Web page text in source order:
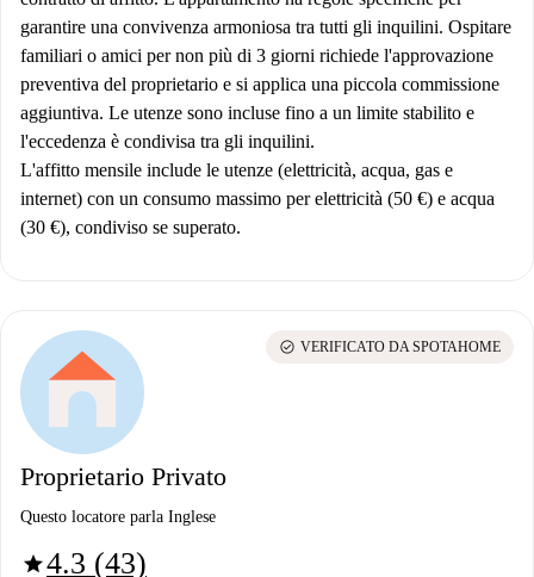
garantire una convivenza armoniosa tra tutti gli inquilini. Ospitare
familiari o amici per non più di 3 giorni richiede l'approvazione
preventiva del proprietario e si applica una piccola commissione
aggiuntiva. Le utenze sono incluse fino a un limite stabilito e
l'eccedenza è condivisa tra gli inquilini.
L'affitto mensile include le utenze (elettricità, acqua, gas e
internet) con un consumo massimo per elettricità (50 €) e acqua
(30 €), condiviso se superato.
Proprietario Privato
Questo locatore parla Inglese
star4.3 (43)
check_circle VERIFICATO DA SPOTAHOME